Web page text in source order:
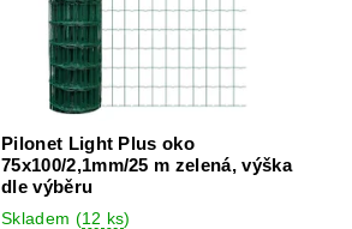
Pilonet Light Plus oko
75x100/2,1mm/25 m zelená, výška
dle výběru
Skladem (12 ks)